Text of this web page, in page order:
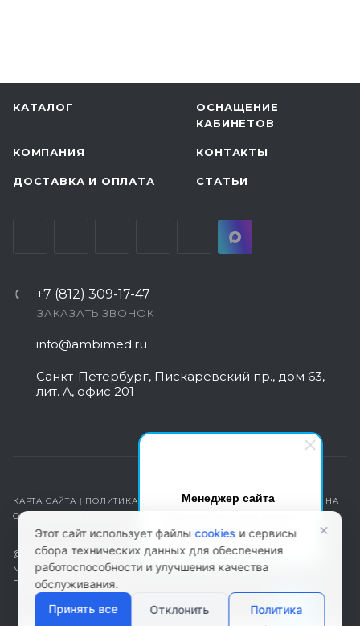
Менеджер сайта
вам. Напишите мне, если у
вас появятся вопросы.
КАТАЛОГ
ОСНАЩЕНИЕ
КАБИНЕТОВ
КОМПАНИЯ КОНТАКТЫ
ДОСТАВКА И ОПЛАТА СТАТЬИ
+7 (812) 309-17-47
ЗАКАЗАТЬ ЗВОНОК
info@ambimed.ru
Санкт-Петербург, Пискаревский пр., дом 63,
лит. А, офис 201
КАРТА САЙТА | ПОЛИТИКА КОНФИДЕНЦИАЛЬНОСТИ|СОГЛАСИЕ НА
ОБРАБОТКУ ПЕРСОНАЛЬНЫХ ДАННЫХ
© 2026 ambimed.ru - Медицинское оборудование и
медтехника. Информация на этом ресурсе не является
публичной офертой.
Этот сайт использует файлыcookies и сервисы
сбора технических данных для обеспечения
работоспособности и улучшения качества
обслуживания.
Принять все
Отклонить
Политика
×